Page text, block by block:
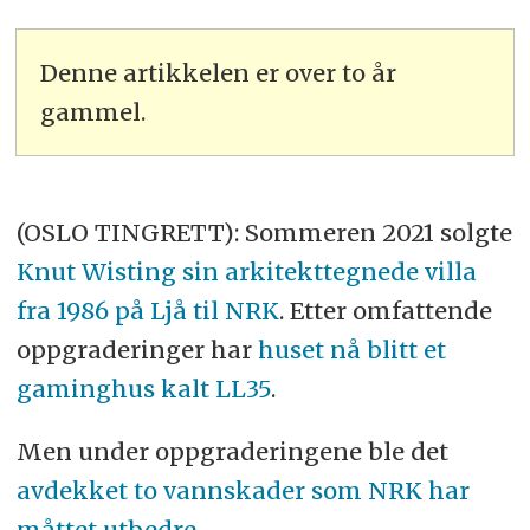
Denne artikkelen er over to år
gammel.
(OSLO TINGRETT): Sommeren 2021 solgte
Knut Wisting sin arkitekttegnede villa
fra 1986 på Ljå til NRK. Etter omfattende
oppgraderinger har huset nå blitt et
gaminghus kalt LL35.
Men under oppgraderingene ble det
avdekket to vannskader som NRK har